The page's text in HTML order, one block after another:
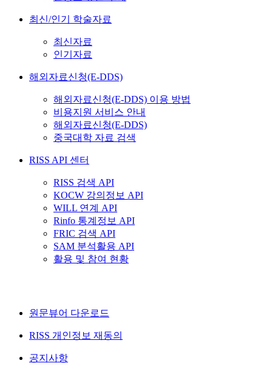
최신/인기 학술자료
최신자료
인기자료
해외자료신청(E-DDS)
해외자료신청(E-DDS) 이용 방법
비용지원 서비스 안내
해외자료신청(E-DDS)
중국대학 자료 검색
RISS API 센터
RISS 검색 API
KOCW 강의정보 API
WILL 연계 API
Rinfo 통계정보 API
FRIC 검색 API
SAM 분석활용 API
활용 및 참여 현황
원문뷰어 다운로드
RISS 개인정보 재동의
공지사항